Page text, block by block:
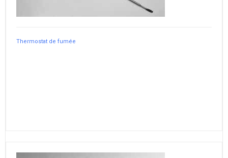
Thermostat de fumée